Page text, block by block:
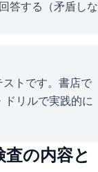
答する（矛盾しな
ストです。書店で
ドリルで実践的に
の内容と